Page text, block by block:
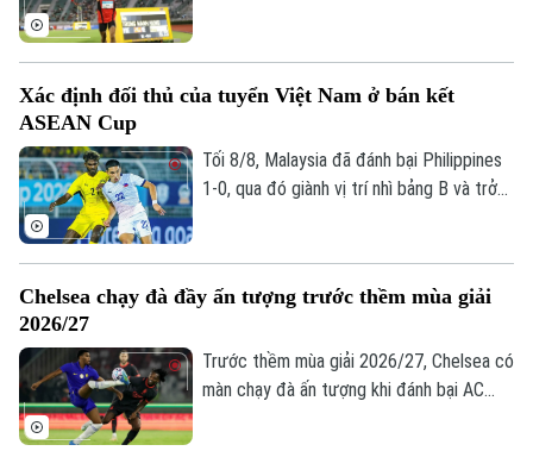
Thời sự
Xác định đối thủ của tuyển Việt Nam ở bán kết
ASEAN Cup
Tối 8/8, Malaysia đã đánh bại Philippines
1-0, qua đó giành vị trí nhì bảng B và trở
Chelsea chạy đà đầy ấn tượng trước thềm mùa giải
2026/27
Trước thềm mùa giải 2026/27, Chelsea có
màn chạy đà ấn tượng khi đánh bại AC